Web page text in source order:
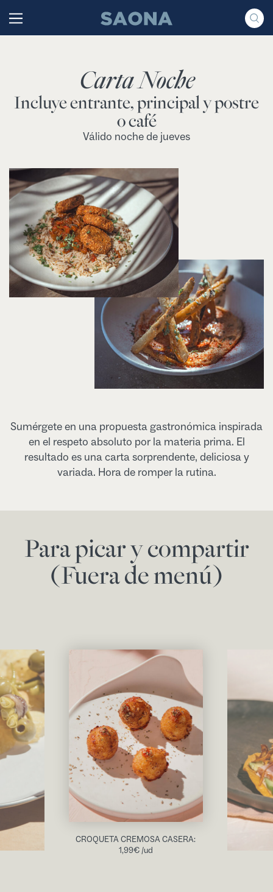
Grupo Saona
Carta Noche
Incluye entrante, principal y postre
o café
Válido noche de jueves
Sumérgete en una propuesta gastronómica inspirada
en el respeto absoluto por la materia prima. El
resultado es una carta sorprendente, deliciosa y
variada. Hora de romper la rutina.
Para picar y compartir
(Fuera de menú)
CROQUETA CREMOSA CASERA:
1,99€/ud